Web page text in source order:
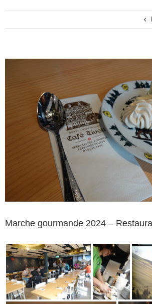
Marche gourmande 2024 –